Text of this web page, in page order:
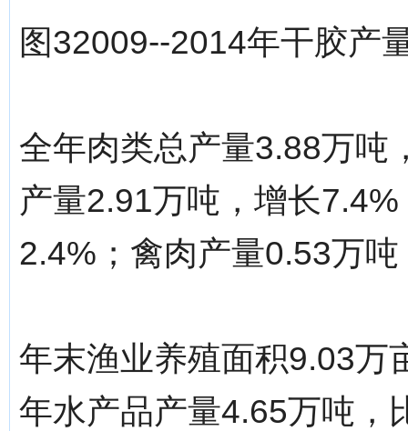
图32009--2014年干胶产
全年肉类总产量3.88万吨
产量2.91万吨，增长
2.4%；禽肉产量0.53万
年末渔业养殖面积9.03万
年水产品产量4.65万吨，